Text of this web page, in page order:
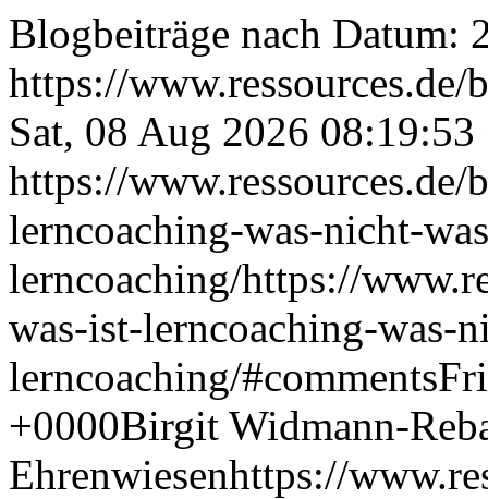
Blogbeiträge nach Datum:
https://
Sat, 08 Aug 2026 08:19:53
https://
lerncoaching-was-nicht-
lerncoaching/https://
was-ist-lerncoaching-was-
lerncoaching/#comments
+0000Birgit Widmann-
Ehrenwiesenhttps://